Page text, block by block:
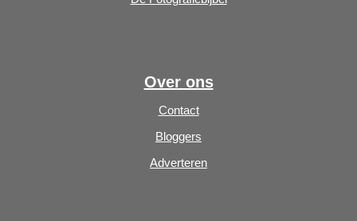
Over ons
Contact
Bloggers
Adverteren